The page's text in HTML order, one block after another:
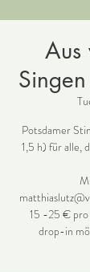
Aus
Potsdamer
1,5 h) für alle,
15 -25 € pro
drop-in